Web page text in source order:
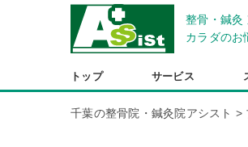
整骨・鍼灸
カラダのお
トップ サービス
千葉の整骨院・鍼灸院アシスト >